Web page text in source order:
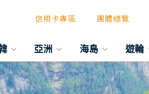
信用卡專區 團體總覽
亞洲 海島 遊輪